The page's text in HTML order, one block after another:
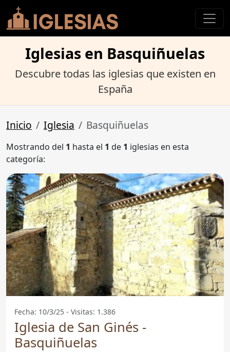
Iglesias en Basquiñuelas
Descubre todas las iglesias que existen en
España
Inicio Iglesia Basquiñuelas
Mostrando del 1 hasta el 1 de 1 iglesias en esta
categoría:
Fecha: 10/3/25 - Visitas: 1.386
Iglesia de San Ginés -
Basquiñuelas